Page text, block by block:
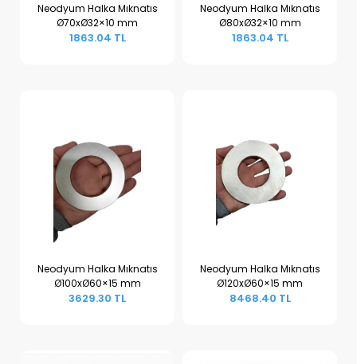
Sepete Ekle
Neodyum Halka Mıknatıs
Ø70xØ32×10 mm
1863.04 TL
Sepete Ekle
Neodyum Halka Mıknatıs
Ø80xØ32×10 mm
1863.04 TL
Sepete Ekle
Neodyum Halka Mıknatıs
Ø100xØ60×15 mm
3629.30 TL
Sepete Ekle
Neodyum Halka Mıknatıs
Ø120xØ60×15 mm
8468.40 TL